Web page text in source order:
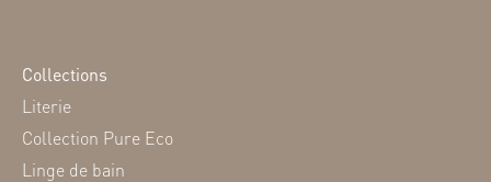
Collections
Literie
Collection Pure Eco
Linge de bain